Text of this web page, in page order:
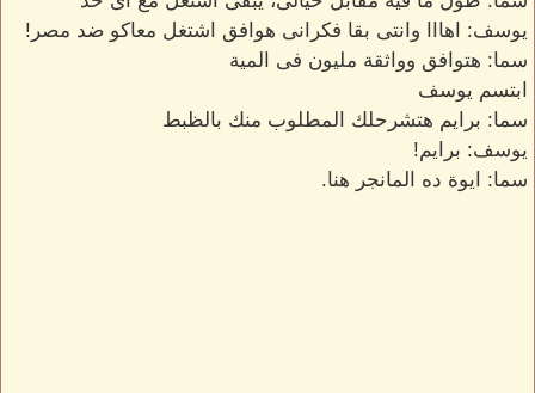
يوسف: اهااا وانتى بقا فكرانى هوافق اشتغل معاكو ضد مصر!
سما: هتوافق وواثقة مليون فى المية
ابتسم يوسف
سما: برايم هتشرحلك المطلوب منك بالظبط
يوسف: برايم!
سما: ايوة ده المانجر هنا.